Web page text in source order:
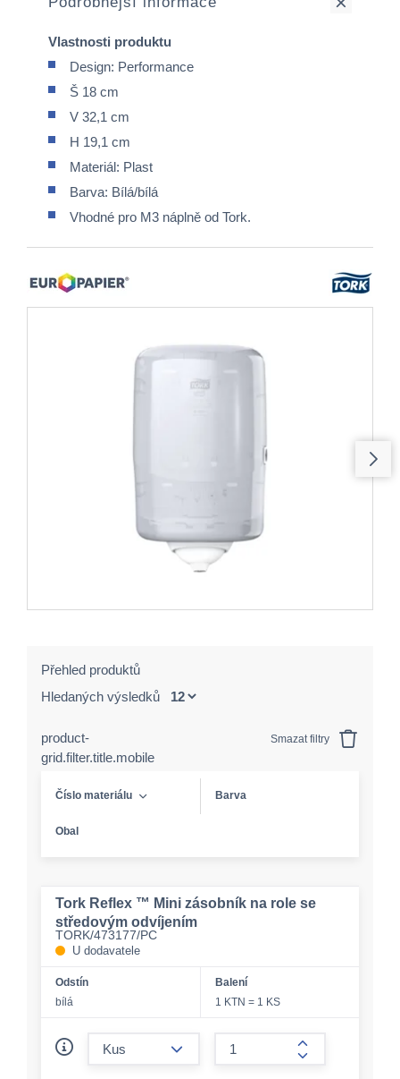
Vlastnosti produktu
Design: Performance
Š 18 cm
V 32,1 cm
H 19,1 cm
Materiál: Plast
Barva: Bílá/bílá
Vhodné pro M3 náplně od Tork.
Přehled produktů
Hledaných výsledků
product-
grid.filter.title.mobile
Smazat filtry
Číslo materiálu Barva
Obal
Tork Reflex ™ Mini zásobník na role se
středovým odvíjením
TORK/473177/PC
U dodavatele
Odstín
bílá
Balení
1 KTN = 1 KS
form.increase-